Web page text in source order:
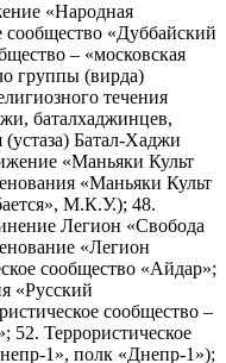
«Народная
сообщество «Дуббайский
– «московская
группы (вирда)
течения
баталхаджинцев,
(устаза) Батал-Хаджи
«Маньяки Культ
«Маньяки Культ
М.К.У.); 48.
Легион «Свобода
«Легион
сообщество «Айдар»;
«Русский
сообщество –
52. Террористическое
1», полк «Днепр-1»);